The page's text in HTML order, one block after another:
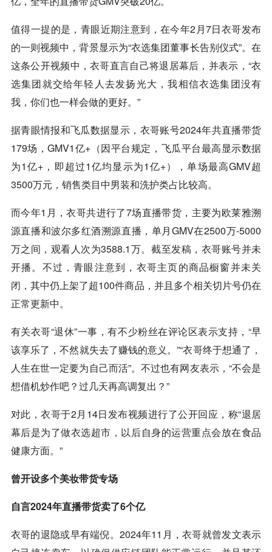
值得一提的是，青眼近期注意到，在今年2月7日衣哥发布
的一则视频中，背景显示为“衣选集团董事长告别仪式”。在
这条公开视频中，衣哥直言自己将退居幕后，并表示，“衣
选集团就交给年轻人去发扬光大，我相信衣选集团没有
我，你们也一样会做的更好。”
据青眼情报和飞瓜数据显示，衣哥账号2024年共直播带货
179场，GMV1亿+（因平台规定，飞瓜平台最高显示数据
为1亿+，即超过1亿均显示为1亿+），单场最高GMV超
3500万元，销售类目中男装和洗护类占比较高。
而今年1月，衣哥共进行了7场直播带货，主要为欧莱雅溯
源直播和波尔多红酒溯源直播，单月GMV在2500万-5000
万之间，观看人次为3588.1万。截至发稿，衣哥账号并未
开播。不过，青眼注意到，衣哥主页的商品橱窗并未关
闭，其中仍上架了超100件商品，并且多个相关切片号仍在
正常更新中。
有关衣哥“退休”一事，有不少粉丝在评论区表示支持，“早
该享乐了，不然就失去了赚钱的意义。”“衣哥终于想通了，
人生在世一定要为自己而活”。不过也有网友表示，“不会是
想借机炒作吧？过几天再高调复出？”
对此，衣哥于2月14日发布视频进行了公开回应，称“退居
幕后是为了做衣选超市，以后自身的运营重点会放在食品
健康方面。”
曾开设多个美妆带货专场
自言2024年直播带货卖了6个亿
衣哥的退隐或早有端倪。2024年11月，衣哥就曾发文表示